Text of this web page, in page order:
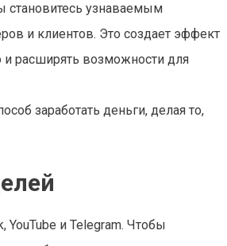
становитесь узнаваемым
и клиентов. Это создает эффект
и расширять возможности для
заработать деньги, делая то,
и Telegram. Чтобы